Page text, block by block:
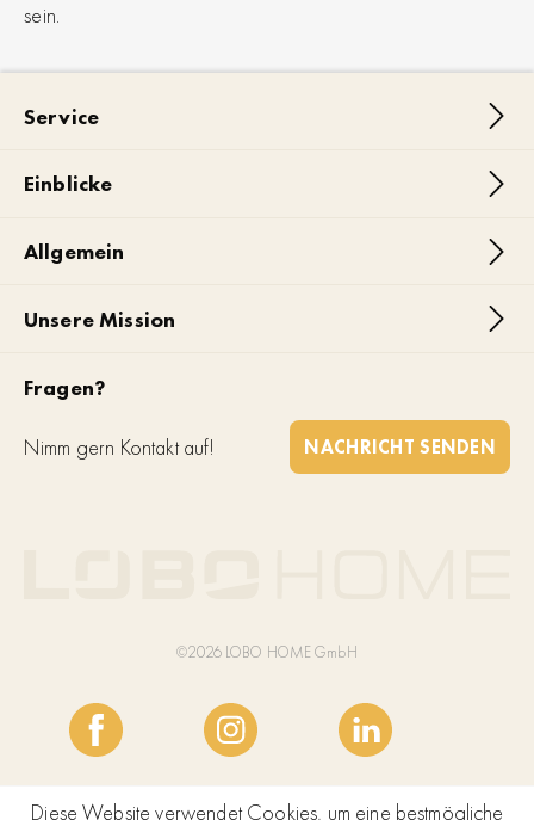
sein.
Service
Einblicke
Allgemein
Unsere Mission
Fragen?
Nimm gern Kontakt auf! NACHRICHT SENDEN
©2026 LOBO HOME GmbH
Diese Website verwendet Cookies, um eine bestmögliche